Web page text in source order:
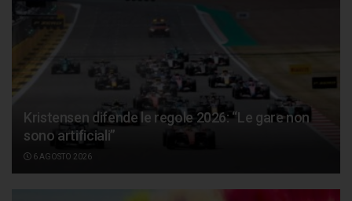
Kristensen difende le regole 2026: “Le gare non
sono artificiali”
6 AGOSTO 2026